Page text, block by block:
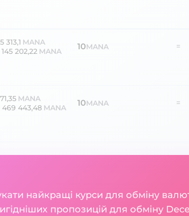
313,1 MANA
202,22 MANA 10MANA =
MANA
469 443,48 MANA 10MANA =
найкращі курси для обміну
пропозицій для обміну